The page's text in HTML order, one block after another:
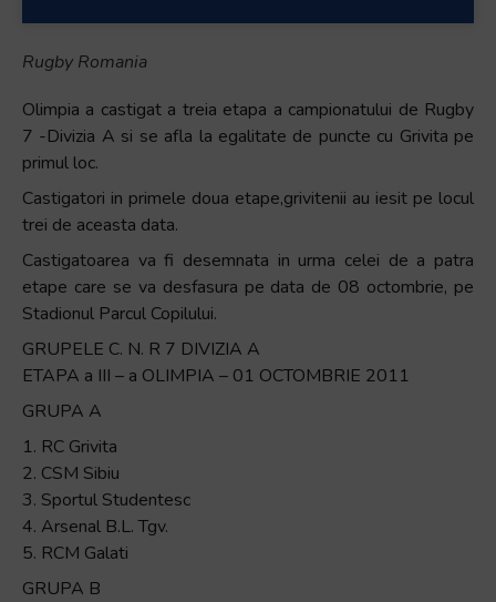
Rugby Romania
Olimpia a castigat a treia etapa a campionatului de Rugby
7 -Divizia A si se afla la egalitate de puncte cu Grivita pe
primul loc.
Castigatori in primele doua etape,grivitenii au iesit pe locul
trei de aceasta data.
Castigatoarea va fi desemnata in urma celei de a patra
etape care se va desfasura pe data de 08 octombrie, pe
Stadionul Parcul Copilului.
GRUPELE C. N. R 7 DIVIZIA A
ETAPA a III – a OLIMPIA – 01 OCTOMBRIE 2011
GRUPA A
1. RC Grivita
2. CSM Sibiu
3. Sportul Studentesc
4. Arsenal B.L. Tgv.
5. RCM Galati
GRUPA B